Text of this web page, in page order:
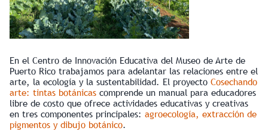
En el Centro de Innovación Educativa del Museo de Arte de
Puerto Rico trabajamos para adelantar las relaciones entre el
arte, la ecología y la sustentabilidad. El proyecto Cosechando
arte: tintas botánicas comprende un manual para educadores
libre de costo que ofrece actividades educativas y creativas
en tres componentes principales: agroecología, extracción de
pigmentos y dibujo botánico.